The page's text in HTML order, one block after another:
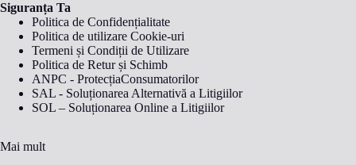
Siguranța Ta
Politica de Confidențialitate
Politica de utilizare Cookie-uri
Termeni și Condiții de Utilizare
Politica de Retur și Schimb
ANPC - ProtecțiaConsumatorilor
SAL - Soluționarea Alternativă a Litigiilor
SOL – Soluționarea Online a Litigiilor
Mai mult